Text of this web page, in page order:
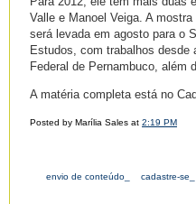
Valle e Manoel Veiga. A
será levada em agosto para o
Estudos, com trabalhos
Federal de Pernambuco, além
A matéria completa está no
Posted by Marília Sales at 2:19 PM
envio de conteúdo_ cadastre-se_